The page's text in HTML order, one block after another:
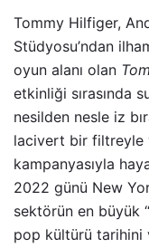
Tommy Hilfiger,
Stüdyosu’ndan
oyun alanı olan
etkinliği sırasında
nesilden nesle iz
lacivert bir filtreyle
kampanyasıyla
2022 günü New
sektörün en büyük
pop kültürü tarihini